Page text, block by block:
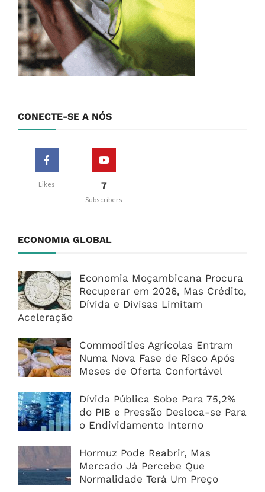
CONECTE-SE A NÓS
Likes 7
Subscribers
ECONOMIA GLOBAL
Economia Moçambicana Procura
Recuperar em 2026, Mas Crédito,
Dívida e Divisas Limitam
Aceleração
Commodities Agrícolas Entram
Numa Nova Fase de Risco Após
Meses de Oferta Confortável
Dívida Pública Sobe Para 75,2%
do PIB e Pressão Desloca-se Para
o Endividamento Interno
Hormuz Pode Reabrir, Mas
Mercado Já Percebe Que
Normalidade Terá Um Preço